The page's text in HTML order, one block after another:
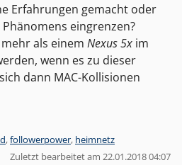
Erfahrungen gemacht oder
eingrenzen?
als einem Nexus 5x im
wenn es zu dieser
dann MAC-Kollisionen
,followerpower, heimnetz
Zuletzt bearbeitet am 22.01.2018 04:07